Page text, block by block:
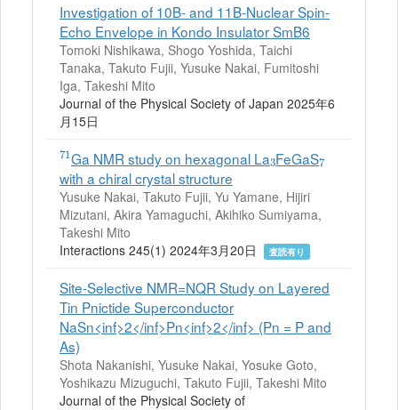
Investigation of 10B- and 11B-Nuclear Spin-
Echo Envelope in Kondo Insulator SmB6
Tomoki Nishikawa, Shogo Yoshida, Taichi
Tanaka, Takuto Fujii, Yusuke Nakai, Fumitoshi
Iga, Takeshi Mito
Journal of the Physical Society of Japan 2025年6
月15日
71Ga NMR study on hexagonal La FeGaS
with a chiral crystal structure
Yusuke Nakai, Takuto Fujii, Yu Yamane, Hijiri
Mizutani, Akira Yamaguchi, Akihiko Sumiyama,
Takeshi Mito
Interactions 245(1) 2024年3月20日
査読有り
Site-Selective NMR=NQR Study on Layered
Tin Pnictide Superconductor
NaSn<inf>2</inf>Pn<inf>2</inf> (Pn = P and
As)
Shota Nakanishi, Yusuke Nakai, Yosuke Goto,
Yoshikazu Mizuguchi, Takuto Fujii, Takeshi Mito
Journal of the Physical Society of